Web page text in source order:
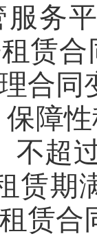
服务
赁
合同
性
不超
赁期
赁合